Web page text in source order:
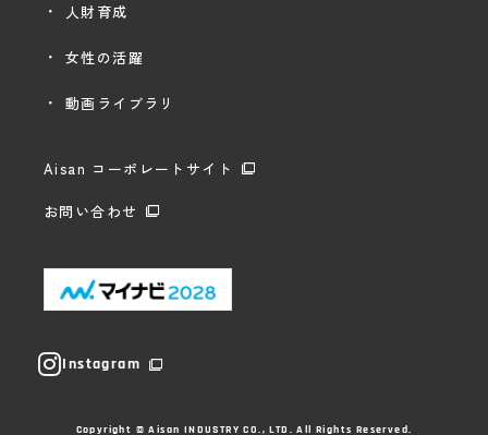
人財育成
女性の活躍
動画ライブラリ
Aisan コーポレートサイト
お問い合わせ
Instagram
Copyright © Aisan INDUSTRY CO., LTD. All Rights Reserved.